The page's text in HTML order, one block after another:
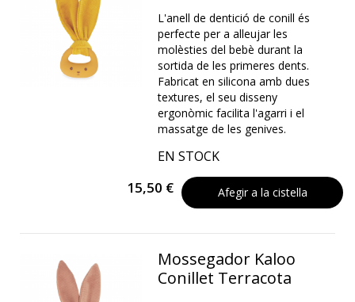
L'anell de dentició de conill és
perfecte per a alleujar les
molèsties del bebè durant la
sortida de les primeres dents.
Fabricat en silicona amb dues
textures, el seu disseny
ergonòmic facilita l'agarri i el
massatge de les genives.
EN STOCK
15,50 € Afegir a la cistella
Mossegador Kaloo
Conillet Terracota